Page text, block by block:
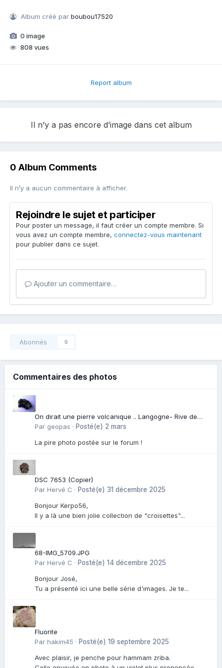
Album créé parboubou17520
0 image
808 vues
Report album
Il n’y a pas encore d’image dans cet album
0 Album Comments
Il n’y a aucun commentaire à afficher.
Rejoindre le sujet et participer
Pour poster un message, il faut créer un compte membre. Si
vous avez un compte membre, connectez-vous maintenant
pour publier dans ce sujet.
Ajouter un commentaire…
Abonnés 0
Commentaires des photos
On dirait une pierre volcanique .. Langogne- Rive de
l\'Alli
Par geopas · Posté(e) 2 mars
La pire photo postée sur le forum !
DSC 7653 (Copier)
Par Hervé C · Posté(e) 31 décembre 2025
Bonjour Kerpo56,
Il y a là une bien jolie collection de "croisettes"...
68-IMG_5709.JPG
Par Hervé C · Posté(e) 14 décembre 2025
Bonjour José,
Tu a présenté ici une belle série d'images. Je te...
Fluorite
Par hakim45 · Posté(e) 19 septembre 2025
Avec plaisir, je penche pour hammam zriba.